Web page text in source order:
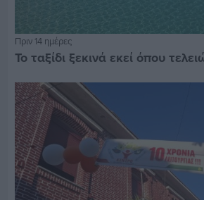
Πριν 14 ημέρες
Το ταξίδι ξεκινά εκεί όπου